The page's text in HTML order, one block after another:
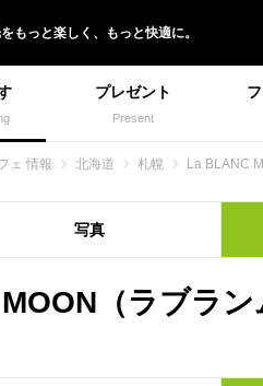
をもっと楽しく、 もっと快適に。
プレゼント
Present
ェ 情報 北海道 札幌 La BLANC
写真
（ラブラ